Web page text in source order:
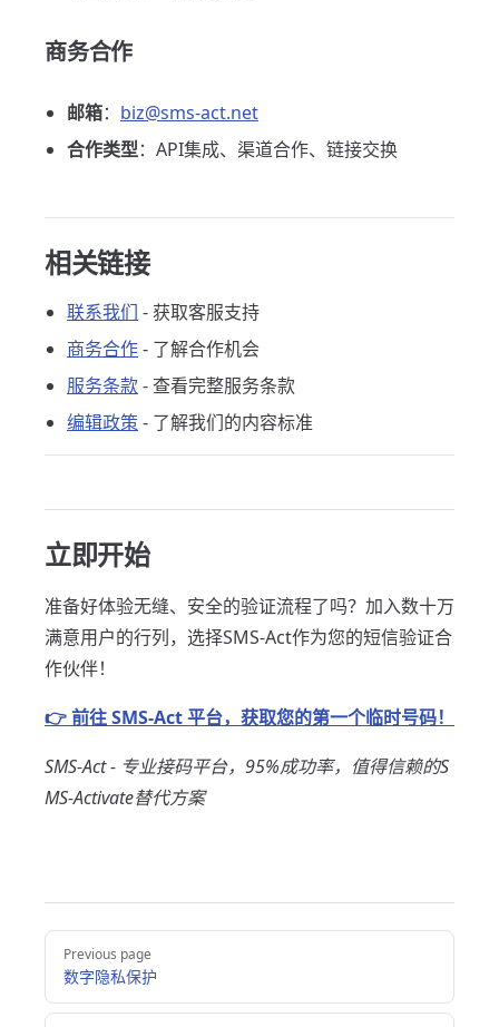
商务合作
邮箱： biz@sms-act.net
合作类型：API集成、渠道合作、链接交换
相关链接
联系我们 - 获取客服支持
商务合作- 了解合作机会
服务条款- 查看完整服务条款
编辑政策 - 了解我们的内容标准
立即开始
准备好体验无缝、安全的验证流程了吗？加入数十万
满意用户的行列，选择SMS-Act作为您的短信验证合
作伙伴！
👉 前往 SMS-Act 平台，获取您的第一个临时号码！
SMS-Act - 专业接码平台，95%成功率，值得信赖的S
MS-Activate替代方案
Pager
Previous page
数字隐私保护